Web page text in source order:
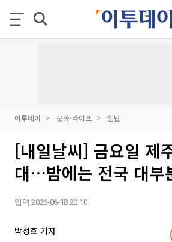
이투데이 문화·라이프 일반
[내일날씨] 금요일 제
대…밤에는 전국 대부
입력 2026-06-18 20:10
박정호 기자